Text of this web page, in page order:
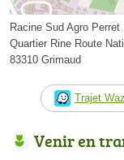
Racine Sud Agro Perret
Quartier Rine Route
83310 Grimaud
Trajet
Venir en